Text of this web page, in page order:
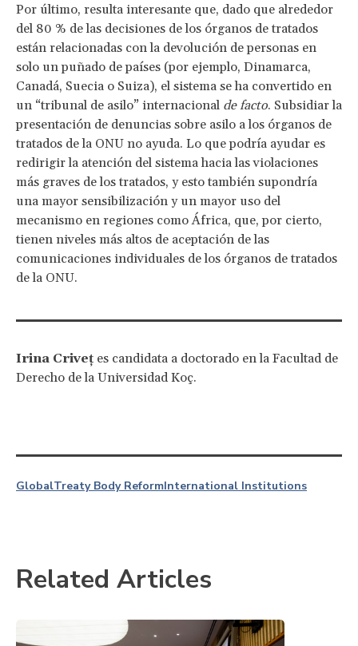
Por último, resulta interesante que, dado que alrededor
del 80 % de las decisiones de los órganos de tratados
están relacionadas con la devolución de personas en
solo un puñado de países (por ejemplo, Dinamarca,
Canadá, Suecia o Suiza), el sistema se ha convertido en
un “tribunal de asilo” internacional de facto. Subsidiar la
presentación de denuncias sobre asilo a los órganos de
tratados de la ONU no ayuda. Lo que podría ayudar es
redirigir la atención del sistema hacia las violaciones
más graves de los tratados, y esto también supondría
una mayor sensibilización y un mayor uso del
mecanismo en regiones como África, que, por cierto,
tienen niveles más altos de aceptación de las
comunicaciones individuales de los órganos de tratados
de la ONU.
Irina Criveț es candidata a doctorado en la Facultad de
Derecho de la Universidad Koç.
GlobalTreaty Body ReformInternational Institutions
Related Articles